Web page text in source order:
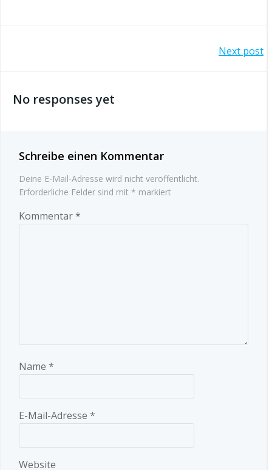
navigation
Next post
No responses yet
Schreibe einen Kommentar
Deine E-Mail-Adresse wird nicht veröffentlicht.
Erforderliche Felder sind mit * markiert
Kommentar*
Name *
E-Mail-Adresse *
Website